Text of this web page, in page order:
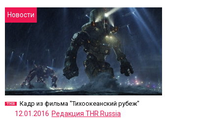
Новости
Кадр из фильма "Тихоокеанский рубеж"
12.01.2016 Редакция THR Russia